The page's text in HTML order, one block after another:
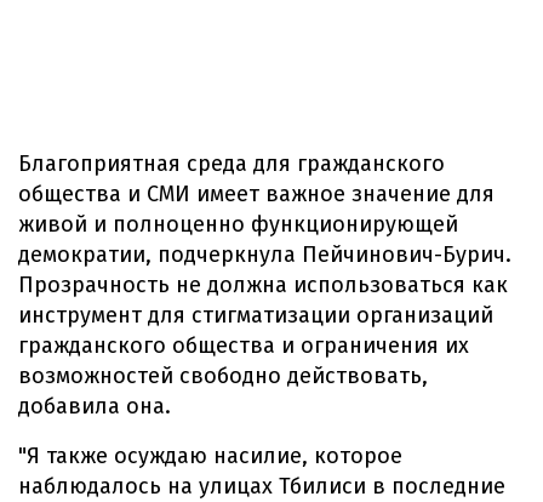
Благоприятная среда для гражданского
общества и СМИ имеет важное значение для
живой и полноценно функционирующей
демократии, подчеркнула Пейчинович-Бурич.
Прозрачность не должна использоваться как
инструмент для стигматизации организаций
гражданского общества и ограничения их
возможностей свободно действовать,
добавила она.
"Я также осуждаю насилие, которое
наблюдалось на улицах Тбилиси в последние